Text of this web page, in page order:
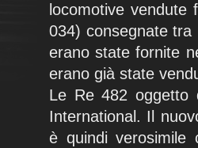
locomotive
034) consegnate tra
erano state fornite
erano già state
Le Re 482 oggetto
International. Il
è quindi verosimile